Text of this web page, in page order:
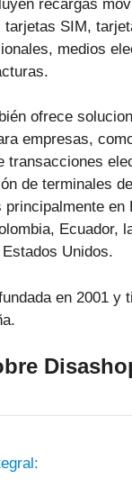
recargas
tarjetas SIM,
medios
ofrece
empresas,
transacciones
de terminales
en
Ecuador,
Unidos.
en 2001 y